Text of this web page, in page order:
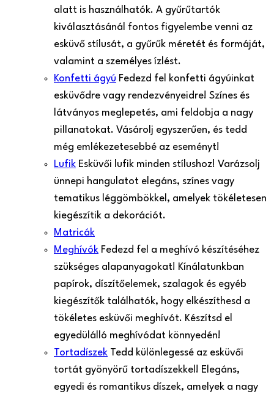
alatt is használhatók. A gyűrűtartók
kiválasztásánál fontos figyelembe venni az
esküvő stílusát, a gyűrűk méretét és formáját,
valamint a személyes ízlést.
Konfetti ágyú Fedezd fel konfetti ágyúinkat
esküvődre vagy rendezvényeidre! Színes és
látványos meglepetés, ami feldobja a nagy
pillanatokat. Vásárolj egyszerűen, és tedd
még emlékezetesebbé az eseményt!
Lufik Esküvői lufik minden stílushoz! Varázsolj
ünnepi hangulatot elegáns, színes vagy
tematikus léggömbökkel, amelyek tökéletesen
kiegészítik a dekorációt.
Matricák
Meghívók Fedezd fel a meghívó készítéséhez
szükséges alapanyagokat! Kínálatunkban
papírok, díszítőelemek, szalagok és egyéb
kiegészítők találhatók, hogy elkészíthesd a
tökéletes esküvői meghívót. Készítsd el
egyedülálló meghívódat könnyedén!
Tortadíszek Tedd különlegessé az esküvői
tortát gyönyörű tortadíszekkel! Elegáns,
egyedi és romantikus díszek, amelyek a nagy